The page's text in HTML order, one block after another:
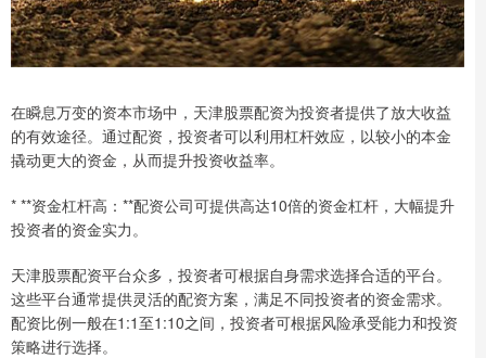
在瞬息万变的资本市场中，天津股票配资为投资者提供了放大收益
的有效途径。通过配资，投资者可以利用杠杆效应，以较小的本金
撬动更大的资金，从而提升投资收益率。
* **资金杠杆高：**配资公司可提供高达10倍的资金杠杆，大幅提升
投资者的资金实力。
天津股票配资平台众多，投资者可根据自身需求选择合适的平台。
这些平台通常提供灵活的配资方案，满足不同投资者的资金需求。
配资比例一般在1:1至1:10之间，投资者可根据风险承受能力和投资
策略进行选择。